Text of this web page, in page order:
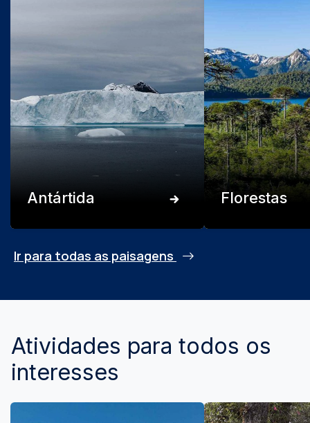
Antártida Florestas
Ir para todas as paisagens
Atividades para todos os
interesses